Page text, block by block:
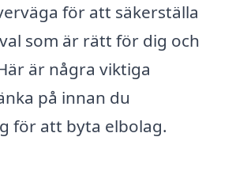
för att säkerställa
som är rätt för dig och
är några viktiga
på innan du
för att byta elbolag.